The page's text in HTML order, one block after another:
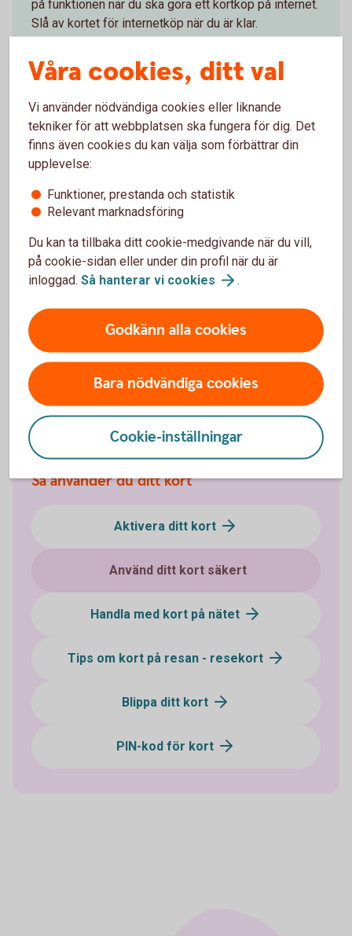
på funktionen när du ska göra ett kortköp på internet.
Slå av kortet för internetköp när du är klar.
Slå på/av ditt kort för internetköp
Tips kring din kod
Dölj din personliga kod (PIN-kod) när du anger den.
Spärra ditt kort omedelbart om du förlorat det eller
misstänker att någon använder det.
Förvara inte anteckning om din kod tillsammans med
Avslöja aldrig din kod för någon.
Läs mer om vad som gäller i villkoren för ditt kort och för
respektive tjänst kopplad till kortet.
Kortvillkor
Så använder du ditt kort
Aktivera ditt kort
Använd ditt kort säkert
Handla med kort på nätet
Tips om kort på resan - resekort
Blippa ditt kort
PIN-kod för kort
Våra cookies, ditt val
Vi använder nödvändiga cookies eller liknande
tekniker för att webbplatsen ska fungera för dig. Det
finns även cookies du kan välja som förbättrar din
upplevelse:
Funktioner, prestanda och statistik
Relevant marknadsföring
Du kan ta tillbaka ditt cookie-medgivande när du vill,
på cookie-sidan eller under din profil när du är
inloggad. Så hanterar vi cookies .
Godkänn alla cookies
Bara nödvändiga cookies
Cookie-inställningar